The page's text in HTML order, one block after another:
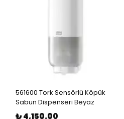
561600 Tork Sensörlü Köpük
Sabun Dispenseri Beyaz
₺ 4,150.00